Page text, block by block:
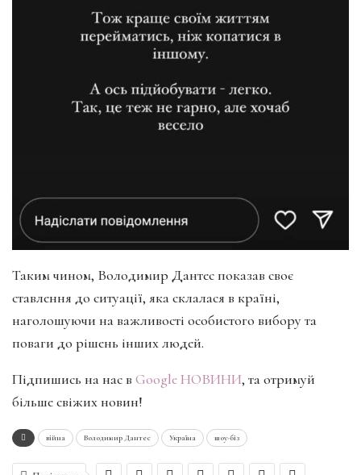
Таким чином, Володимир Дантес показав своє
ставлення до ситуації, яка склалася в країні,
наголошуючи на важливості особистого вибору та
поваги до рішень інших людей.
Підпишись на нас в Google НОВИНИ, та отримуй
більше свіжих новин!
війна Володимир Дантес Україна шоу-біз